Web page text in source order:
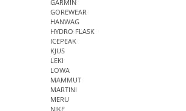
GARMIN
GOREWEAR
HANWAG
HYDRO FLASK
ICEPEAK
KJUS
LEKI
LOWA
MAMMUT
MARTINI
MERU
NIKE